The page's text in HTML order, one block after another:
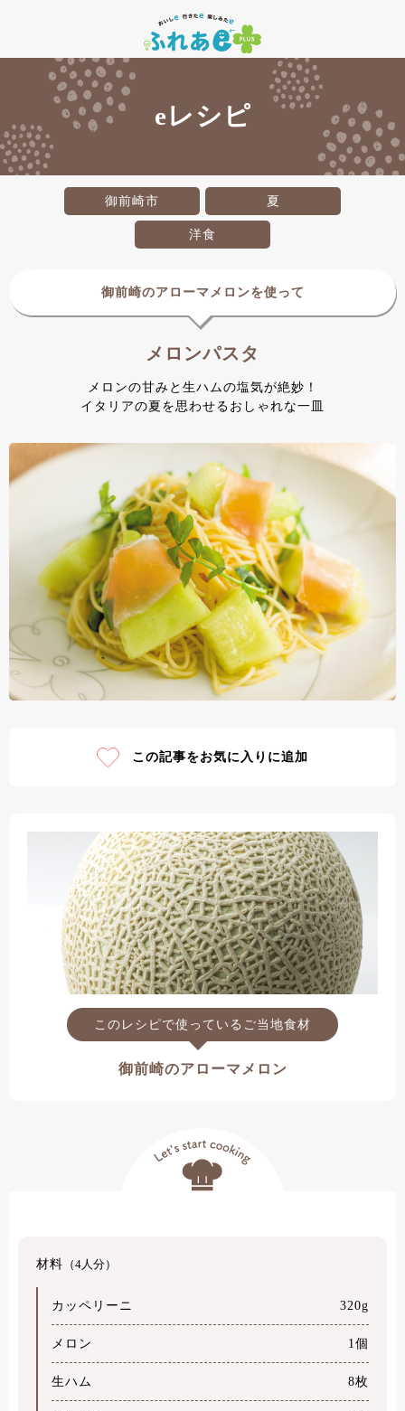
eレシピ
御前崎市 夏
洋食
御前崎のアローマメロンを使って
メロンパスタ
メロンの甘みと生ハムの塩気が絶妙！
イタリアの夏を思わせるおしゃれな一皿
この記事をお気に入りに追加
このレシピで使っているご当地食材
御前崎のアローマメロン
材料 （4人分）
カッペリーニ 320g
メロン 1個
生ハム 8枚